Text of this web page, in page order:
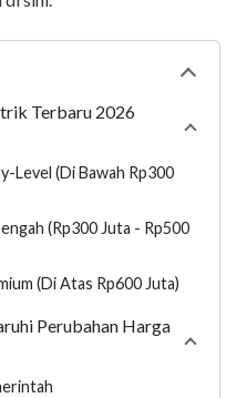
Terbaru 2026
Level (Di Bawah Rp300
(Rp300 Juta - Rp500
(Di Atas Rp600 Juta)
Perubahan Harga